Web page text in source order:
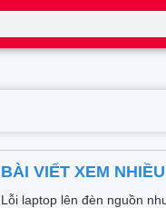
BÀI VIẾT XEM NHIỀU
Lỗi laptop lên đèn nguồn